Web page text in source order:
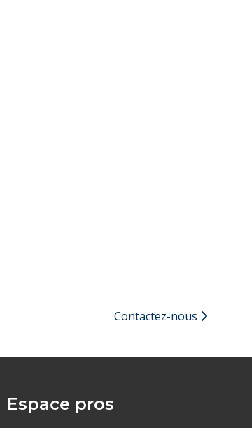
Contactez-nous
Espace pros